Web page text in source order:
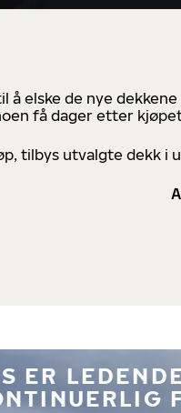
å elske de nye
få dager etter
tilbys utvalgte dekk i
ER